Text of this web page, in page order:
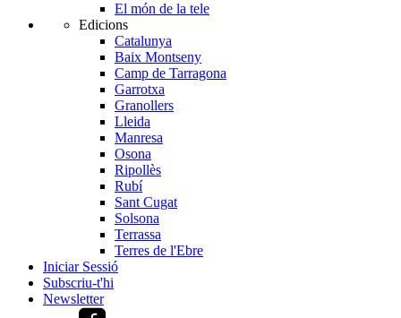
El món de la tele
Edicions
Catalunya
Baix Montseny
Camp de Tarragona
Garrotxa
Granollers
Lleida
Manresa
Osona
Ripollès
Rubí
Sant Cugat
Solsona
Terrassa
Terres de l'Ebre
Iniciar Sessió
Subscriu-t'hi
Newsletter